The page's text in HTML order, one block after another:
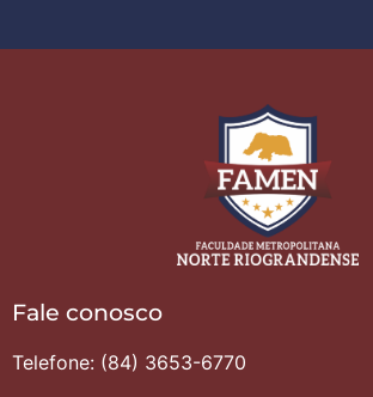
Fale conosco
Telefone: (84) 3653-6770